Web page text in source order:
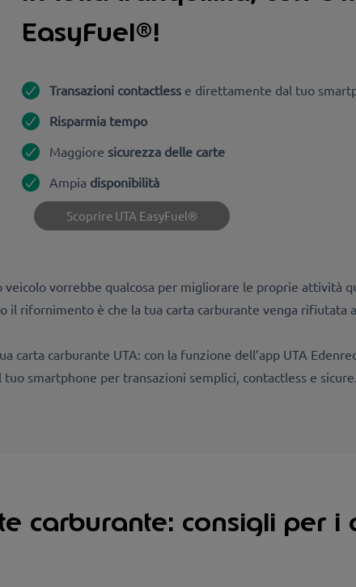
EasyFuel®!
Transazioni contactlesse direttamente dal tuo
Risparmia tempo
Maggiore sicurezza delle carte
Ampia disponibilità
Scoprire UTA EasyFuel®
vorrebbe qualcosa per migliorare le proprie attività
rifornimento è che la tua carta carburante venga rifiutata
carta carburante UTA: con la funzione dell’app UTA
smartphone per transazioni semplici, contactless e
carburante: consigli per i